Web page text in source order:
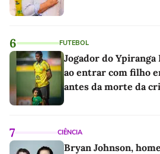
6 FUTEBOL
Jogador do Ypiranga
ao entrar com filho
antes da morte da
7 CIÊNCIA
Bryan Johnson,